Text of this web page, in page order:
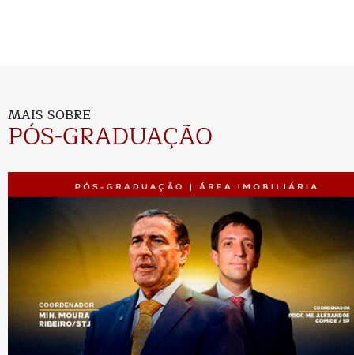
MAIS SOBRE
PÓS-GRADUAÇÃO